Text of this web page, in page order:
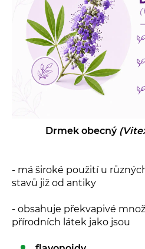
Drmek obecný
- má široké použití u
stavů již od antiky
- obsahuje překvapivé
přírodních látek jako jsou